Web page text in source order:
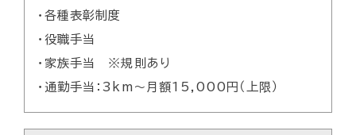
・各種表彰制度
・役職手当
・家族手当 ※規則あり
・通勤手当：3km～月額15,000円（上限）